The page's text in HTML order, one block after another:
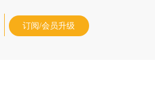
订阅/会员升级